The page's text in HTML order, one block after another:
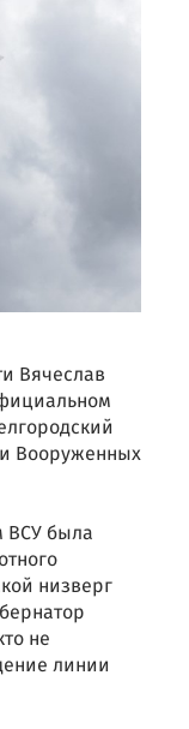
Вячеслав
Вооруженных
ВСУ была
низверг
не
линии